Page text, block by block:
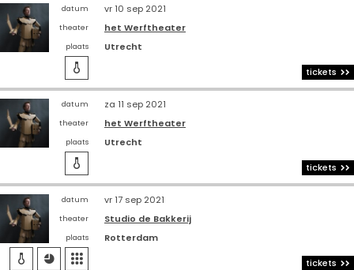
datum vr 10 sep 2021
theater het Werftheater
plaats Utrecht
 tickets
datum za 11 sep 2021
theater het Werftheater
plaats Utrecht
 tickets
datum vr 17 sep 2021
theater Studio de Bakkerij
plaats Rotterdam
   tickets